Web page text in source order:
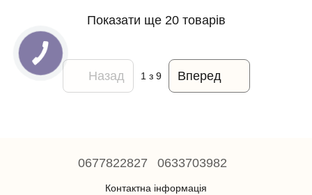
Показати ще 20 товарів
Назад 1з 9 Вперед
0677822827 0633703982
Контактна інформація